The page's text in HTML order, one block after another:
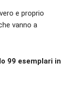
e proprio
vanno a
99 esemplari in